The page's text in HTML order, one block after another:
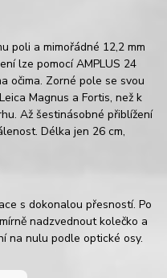
poli a mimořádné 12,2 mm
lze pomocí AMPLUS 24
očima. Zornépole se svou
Magnus a Fortis, než k
Až šestinásobnépřiblížení
Délka jen 26 cm,
s dokonalou přesností. Po
nadzvednout kolečko a
na nulu podle optickéosy.